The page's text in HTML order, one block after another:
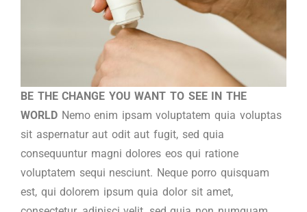
BE THE CHANGE YOU WANT TO SEE IN THE
WORLD Nemo enim ipsam voluptatem quia voluptas
sit aspernatur aut odit aut fugit, sed quia
consequuntur magni dolores eos qui ratione
voluptatem sequi nesciunt. Neque porro quisquam
est, qui dolorem ipsum quia dolor sit amet,